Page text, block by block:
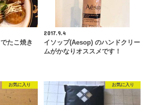
たこ焼き
2017.9.4
イソップ(Aesop) のハンドクリー
ムがかなりオススメです！
お気に入り お気に入り